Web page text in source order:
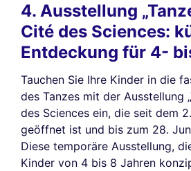
4. Ausstellung
Cité des Sciences:
Entdeckung für 4-
Tauchen Sie Ihre Kinder in die
des Tanzes mit der Ausstellung
des Sciences ein, die seit dem
geöffnet ist und bis zum 28.
Diese temporäre Ausstellung,
Kinder von 4 bis 8 Jahren